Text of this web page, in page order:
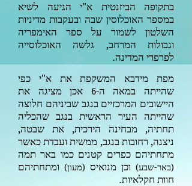
בתקופה הביזנטית א"י הגיעה לשיא
במספר האוכלוסין שבה ובעקבות מדיניות
השלטון לשמור על ספר האימפריה
וגבולות המרחב, גלשה האוכלוסייה
לפרפרי המדינה.
מפת מידבא המשקפת את א"י כפי
שהייתה במאה ה-6
אכן מציגה את
היישובים המרכזיים בנגב שביניהם חלוצה
שהייתה העיר הראשית בנגב שהכליה
תחתיה, מבחינה הירכית, את שבטה,
ניצנה, רחובות בנגב, ממשית ועבדת כאשר
מתחתיהם כפרים קטנים כמו באר תמה
(באר-שבע) וכן מנואיס (מעון) ומתחתיהם
חוות חקלאיות.